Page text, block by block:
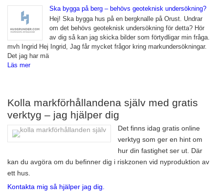
Ska bygga på berg – behövs geoteknisk undersökning?
Hej! Ska bygga hus på en bergknalle på Orust. Undrar
om det behövs geoteknisk undersökning för detta? Hör
av dig så kan jag skicka bilder som förtydligar min fråga.
mvh Ingrid Hej Ingrid, Jag får mycket frågor kring markundersökningar.
Det jag har mä
Läs mer
Kolla markförhållandena själv med gratis
verktyg – jag hjälper dig
Det finns idag gratis online
verktyg som ger en hint om
hur din fastighet ser ut. Där
kan du avgöra om du befinner dig i riskzonen vid nyproduktion av
ett hus.
Kontakta mig så hjälper jag dig.